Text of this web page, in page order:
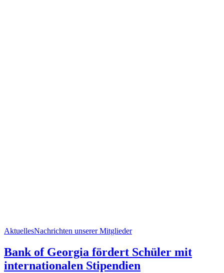
AktuellesNachrichten unserer Mitglieder
Bank of Georgia fördert Schüler mit
internationalen Stipendien